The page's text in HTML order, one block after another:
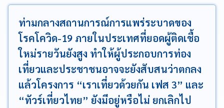
ท่ามกลางสถานการณ์การแพร่ระบาดของ
โรคโควิด-19 ภายในประเทศที่ยอดผู้ติดเชื้อ
ใหม่รายวันยังสูง ทำให้ผู้ประกอบการท่อง
เที่ยวและประชาชนอาจจะยังสับสนว่าตกลง
แล้วโครงการ “เราเที่ยวด้วยกัน เฟส 3” และ
“ทัวร์เที่ยวไทย” ยังมีอยู่หรือไม่ ยกเลิกไป